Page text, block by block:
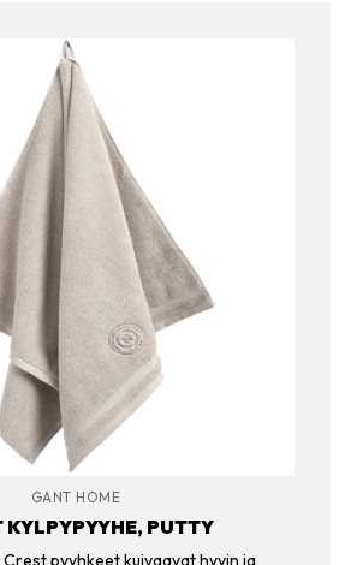
GANT HOME
KYLPYPYYHE, PUTTY
pyyhkeet kuivaavat hyvin ja